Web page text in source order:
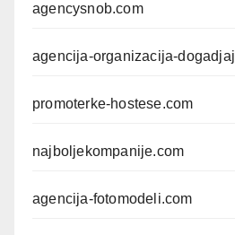
agencysnob.com
agencija-organizacija-
promoterke-hostese.com
najboljekompanije.com
agencija-fotomodeli.com